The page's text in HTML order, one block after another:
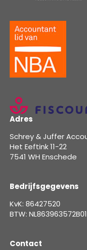
Adres
Schrey & Juffer
Het Eeftink 11-22
7541 WH Enschede
Bedrijfsgegevens
KvK: 86427520
BTW: NL863963572B01
Contact